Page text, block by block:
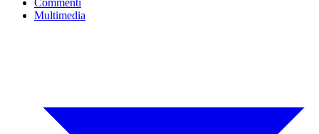
Commenti
Multimedia